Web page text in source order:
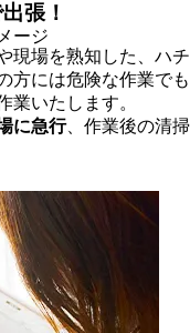
張！
現場を熟知した、ハチ
方には危険な作業でも
業いたします。
に急行、作業後の清掃